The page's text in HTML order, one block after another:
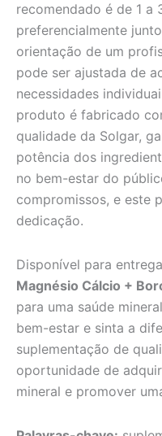
recomendado é de 1 a
preferencialmente
orientação de um
pode ser ajustada de
necessidades
produto é fabricado
qualidade da Solgar,
potência dos
no bem-estar do
compromissos, e este
dedicação.
Disponível para
Magnésio Cálcio +
para uma saúde
bem-estar e sinta a
suplementação de
oportunidade de
mineral e promover